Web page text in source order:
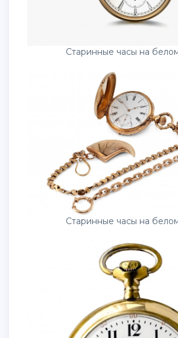
Старинные часы на
Старинные часы на